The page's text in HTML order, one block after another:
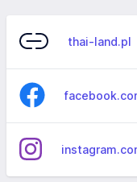
thai-land.pl